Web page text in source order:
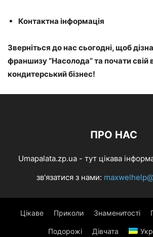
Контактна інформація
Зверніться до нас сьогодні, щоб
франшизу “Насолода” та почати свій
кондитерський бізнес!
ПРО НАС
Umapalata.zp.ua - тут цікава
зв'язатися з нами:
Цікаве Приколи Знаменитості
Подорожі Дівчата